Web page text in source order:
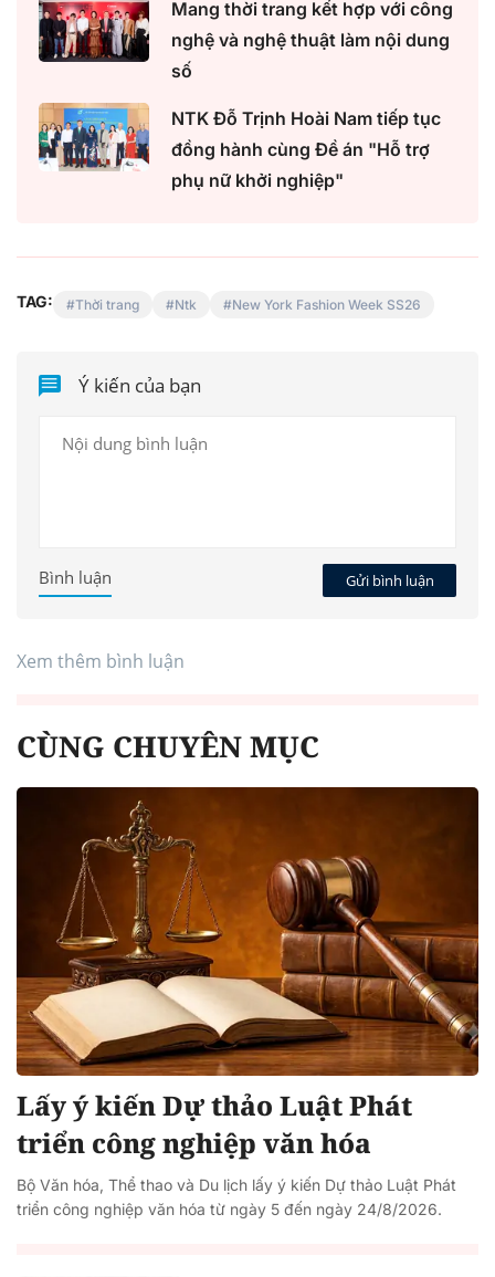
Mang thời trang kết hợp với công
nghệ và nghệ thuật làm nội dung
số
NTK Đỗ Trịnh Hoài Nam tiếp tục
đồng hành cùng Đề án "Hỗ trợ
phụ nữ khởi nghiệp"
TAG: Thời trang Ntk New York Fashion Week SS26
Ý kiến của bạn
Gửi bình luận
Bình luận
Xem thêm bình luận
CÙNG CHUYÊN MỤC
Lấy ý kiến Dự thảo Luật Phát
triển công nghiệp văn hóa
Bộ Văn hóa, Thể thao và Du lịch lấy ý kiến Dự thảo Luật Phát
triển công nghiệp văn hóa từ ngày 5 đến ngày 24/8/2026.